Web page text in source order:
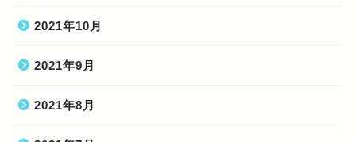
2021年10月
2021年9月
2021年8月